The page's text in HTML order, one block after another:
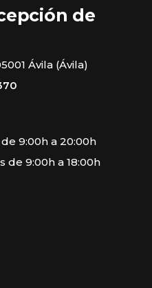
de
Ávila (Ávila)
9:00h a 20:00h
de 9:00h a 18:00h